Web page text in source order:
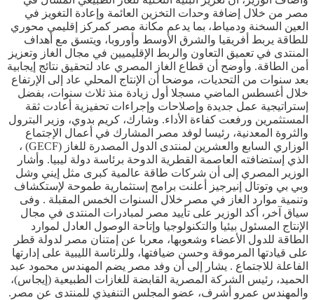
مصر من خلال إضافة وحدات التخزين العائمة وإعادة التغويز في
العين السخنة ودمياط، بما يدعم مكانة مصر كمركز إقليمي محوري
للطاقة يربط أفريقيا والشرق الأوسط وأوروبا، ويتسق مع أهداف
المنتدى في تعميق التعاون والربط الإقليميين في مجال الغاز وتعزيز
أمن الطاقة. وأوضح أن قطاع الغاز المصري عاد لتحقيق نتائج إيجابية
بعد سنوات من التحديات، موضحا أن الإنتاج المحلي عاد إلى الإرتفاع
خلال أغسطس الماضي مسجلا أول زيادة منذ ثلاث سنوات، بفضل
إستراتيجية عمل جديدة وإصلاحات وإجراءات تحفيزية أعادت ثقة
المستثمرين ورفعت كفاءة الأداء. وشارك، كريم بدوي، وزير البترول
والثروة المعدنية، رئيسا لوفد مصر المشارك في أعمال الإجتماع
الوزاري السابع والعشرين لمنتدى الدول المصدرة للغاز (GECF) ،
الذي إستضافته العاصمة القطرية الدوحة برئاسة دولة ليبيا. وأشار
الوزير المصري إلى أن شركات طاقة عالمية كبرى مثل إيني وشل
وبي بي وتوتال إنيرجيز أعلنت برامج إستثمارية طموحة لإستكشاف
وتنمية موارد الغاز في مصر خلال السنوات الخمس المقبلة . وفى
سياق آخر، أكد الوزير على تأييد مصر لمبادرات المنتدى في مجال
الإنتاج المسئول بيئيا والتكنولوجيا وإتاحة الوصول العادل لموارد
الطاقة للدول الأعضاء وشعوبها، معربا عن إمتنان مصر لدولة قطر
على قيادتها المرموقة وحسن ضيافتها، وللرئاسة الليبية على إدارتها
الفاعلة للاجتماع . يشار إلى أن وفد مصر يضم المهندس محمود عبد
الحميد، رئيس الشركة المصرية القابضة للغازات الطبيعية (إيجاس)،
والمهندس عمرو أشرف، عضو المجلس التنفيذي للمنتدى عن مصر.